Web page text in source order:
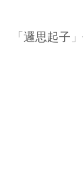
「邏思起子